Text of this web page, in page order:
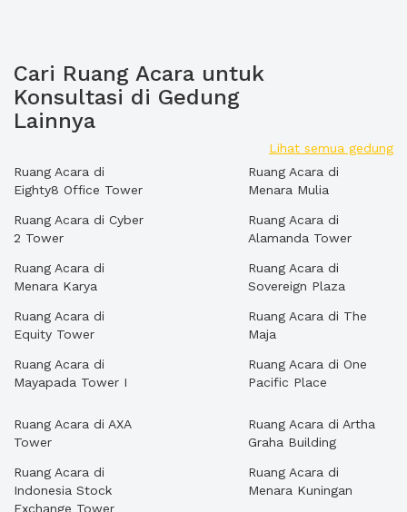
Cari Ruang Acara untuk
Konsultasi di Gedung
Lainnya
Lihat semua gedung
Ruang Acara di
Eighty8 Office Tower
Ruang Acara di Cyber
2 Tower
Ruang Acara di
Menara Karya
Ruang Acara di
Equity Tower
Ruang Acara di
Mayapada Tower I
Ruang Acara di
Menara Mulia
Ruang Acara di
Alamanda Tower
Ruang Acara di
Sovereign Plaza
Ruang Acara di The
Maja
Ruang Acara di One
Pacific Place
Ruang Acara di AXA
Tower
Ruang Acara di
Indonesia Stock
Exchange Tower
Ruang Acara di Artha
Graha Building
Ruang Acara di
Menara Kuningan